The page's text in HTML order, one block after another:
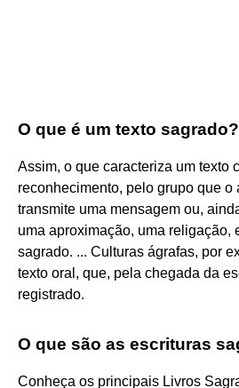
O que é um texto sagrado?
Assim, o que caracteriza um texto
reconhecimento, pelo grupo que o
transmite uma mensagem ou,
uma aproximação, uma religação,
sagrado. ... Culturas ágrafas, por
texto oral, que, pela chegada da
registrado.
O que são as escrituras
Conheça os principais Livros